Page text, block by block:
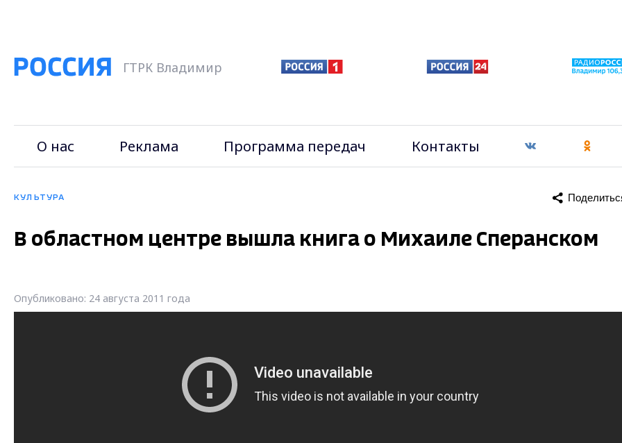
ГТРК Владимир
О нас Реклама Программа передач Контакты
КУЛЬТУРА
В областном центре вышла книга о Михаиле Сперанском
Опубликовано: 24 августа 2011 года